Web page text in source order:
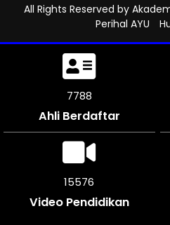
All Rights Reserved by
Perihal AYU
8247
Ahli Berdaftar
16494
Video Pendidikan